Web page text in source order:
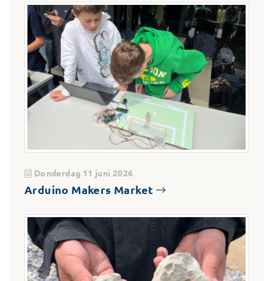
Donderdag 11 juni 2026
Arduino Makers Market